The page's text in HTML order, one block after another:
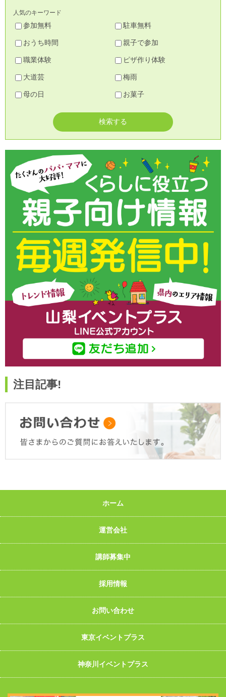
人気のキーワード
参加無料 駐車無料
おうち時間 親子で参加
職業体験 ピザ作り体験
大道芸 梅雨
母の日 お菓子
注目記事!
ホーム
運営会社
講師募集中
採用情報
お問い合わせ
東京イベントプラス
神奈川イベントプラス